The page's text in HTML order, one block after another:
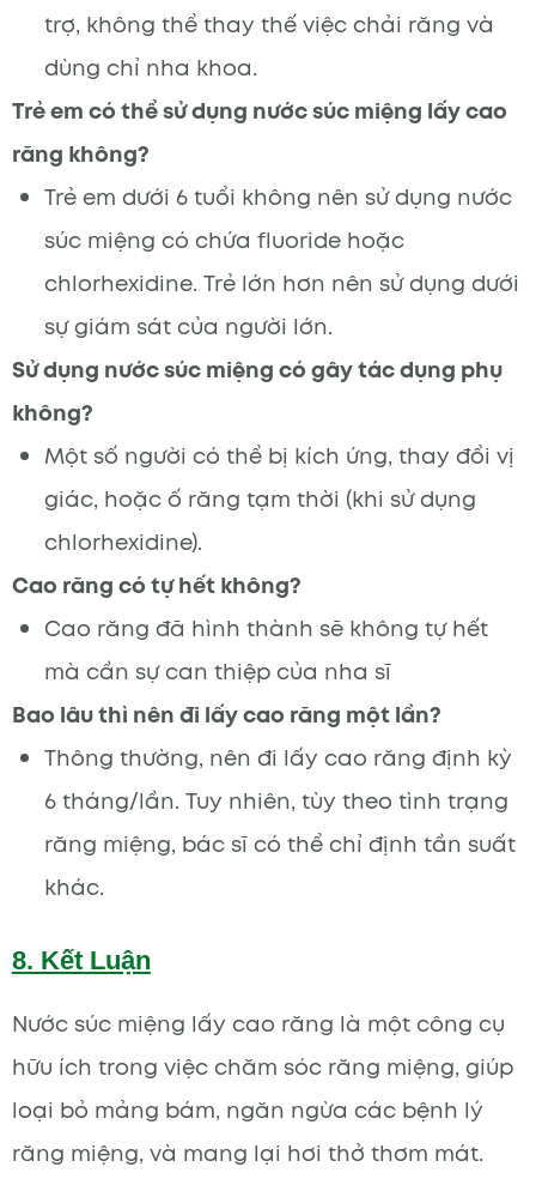
trợ, không thể thay thế việc chải răng và
dùng chỉ nha khoa.
Trẻ em có thể sử dụng nước súc miệng lấy cao
răng không?
Trẻ em dưới 6 tuổi không nên sử dụng nước
súc miệng có chứa fluoride hoặc
chlorhexidine. Trẻ lớn hơn nên sử dụng dưới
sự giám sát của người lớn.
Sử dụng nước súc miệng có gây tác dụng phụ
không?
Một số người có thể bị kích ứng, thay đổi vị
giác, hoặc ố răng tạm thời (khi sử dụng
chlorhexidine).
Cao răng có tự hết không?
Cao răng đã hình thành sẽ không tự hết
mà cần sự can thiệp của nha sĩ
Bao lâu thì nên đi lấy cao răng một lần?
Thông thường, nên đi lấy cao răng định kỳ
6 tháng/lần. Tuy nhiên, tùy theo tình trạng
răng miệng, bác sĩ có thể chỉ định tần suất
khác.
8. Kết Luận
Nước súc miệng lấy cao răng là một công cụ
hữu ích trong việc chăm sóc răng miệng, giúp
loại bỏ mảng bám, ngăn ngừa các bệnh lý
răng miệng, và mang lại hơi thở thơm mát.